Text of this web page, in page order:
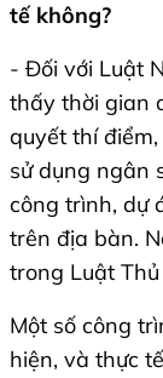
tế không?
- Đối với Luật
thấy thời gian
quyết thí
sử dụng ngân
công trình, dự
trên địa bàn.
trong Luật Thủ
Một số công
hiện, và thực